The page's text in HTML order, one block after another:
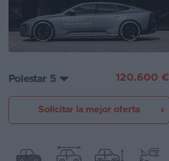
Híbridos
Foro
opiniones
Guías
Polestar 5 120.600 €
Solicitar la mejor oferta